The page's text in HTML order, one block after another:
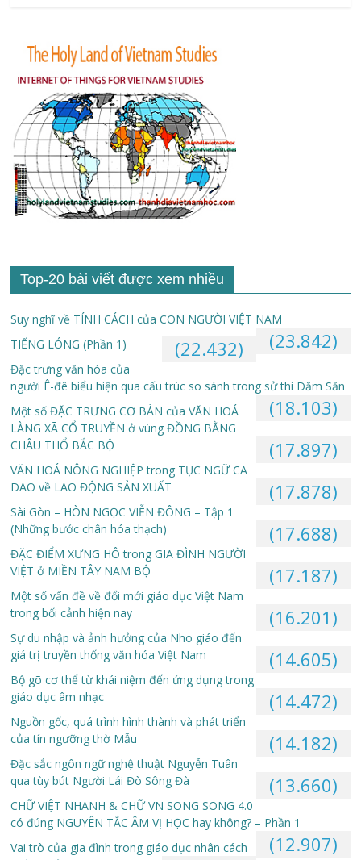
Top-20 bài viết được xem nhiều
Suy nghĩ về TÍNH CÁCH của CON NGƯỜI VIỆT NAM
(23.842)
TIẾNG LÓNG (Phần 1) (22.432)
Đặc trưng văn hóa của
người Ê-đê biểu hiện qua cấu trúc so sánh trong sử thi Dăm Săn
(18.103)
Một số ĐẶC TRƯNG CƠ BẢN của VĂN HOÁ
LÀNG XÃ CỔ TRUYỀN ở vùng ĐỒNG BẰNG
CHÂU THỔ BẮC BỘ
(17.897)
VĂN HOÁ NÔNG NGHIỆP trong TỤC NGỮ CA
DAO về LAO ĐỘNG SẢN XUẤT
(17.878)
Sài Gòn – HÒN NGỌC VIỄN ĐÔNG – Tập 1
(Những bước chân hóa thạch)
(17.688)
ĐẶC ĐIỂM XƯNG HÔ trong GIA ĐÌNH NGƯỜI
VIỆT ở MIỀN TÂY NAM BỘ
(17.187)
Một số vấn đề về đổi mới giáo dục Việt Nam
trong bối cảnh hiện nay
(16.201)
Sự du nhập và ảnh hưởng của Nho giáo đến
giá trị truyền thống văn hóa Việt Nam
(14.605)
Bộ gõ cơ thể từ khái niệm đến ứng dụng trong
giáo dục âm nhạc
(14.472)
Nguồn gốc, quá trình hình thành và phát triển
của tín ngưỡng thờ Mẫu
(14.182)
Đặc sắc ngôn ngữ nghệ thuật Nguyễn Tuân
qua tùy bút Người Lái Đò Sông Đà
(13.660)
CHỮ VIỆT NHANH & CHỮ VN SONG SONG 4.0
có đúng NGUYÊN TẮC ÂM VỊ HỌC hay không? – Phần 1
(12.907)
Vai trò của gia đình trong giáo dục nhân cách